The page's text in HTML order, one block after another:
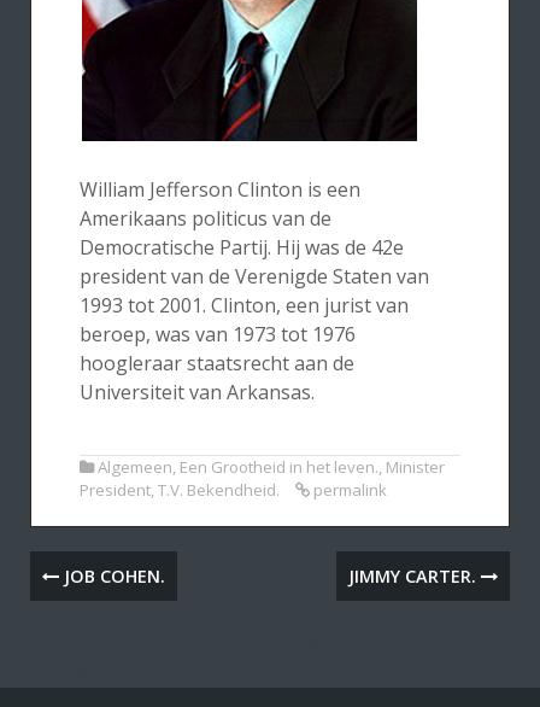
William Jefferson Clinton is een
Amerikaans politicus van de
Democratische Partij. Hij was de 42e
president van de Verenigde Staten van
1993 tot 2001. Clinton, een jurist van
beroep, was van 1973 tot 1976
hoogleraar staatsrecht aan de
Universiteit van Arkansas.
Algemeen, Een Grootheid in het leven., Minister
President,T.V. Bekendheid. permalink
JOB COHEN. JIMMY CARTER.